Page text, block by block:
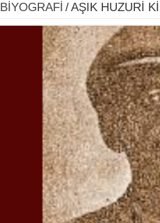
BİYOGRAFİ /AŞIK HUZURİ